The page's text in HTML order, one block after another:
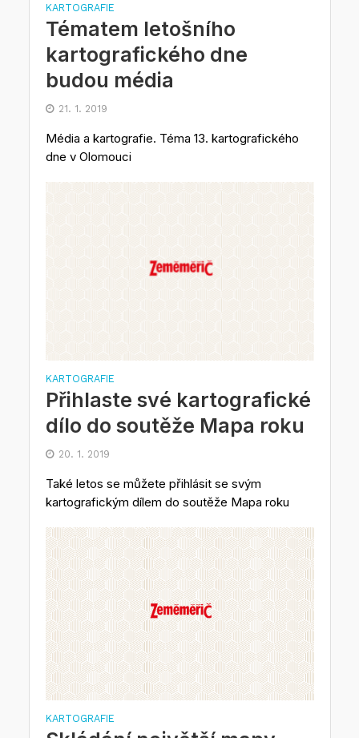
KARTOGRAFIE
Tématem letošního
kartografického dne
budou média
21. 1. 2019
Média a kartografie. Téma 13. kartografického
dne v Olomouci
KARTOGRAFIE
Přihlaste své kartografické
dílo do soutěže Mapa roku
20. 1. 2019
Také letos se můžete přihlásit se svým
kartografickým dílem do soutěže Mapa roku
KARTOGRAFIE